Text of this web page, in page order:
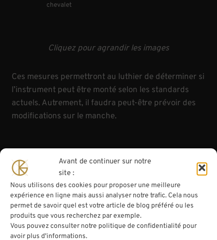
Avant de continuer sur notre
site :
Nous utilisons des cookies pour proposer une meilleure
expérience en ligne mais aussi analyser notre trafic. Cela nous
permet de savoir quel est votre article de blog préféré ou les
produits que vous recherchez par exemple.
Vous pouvez consulter notre politique de confidentialité pour
avoir plus d'informations.
chevalet
Cliquez pour agrandir les images
Ces mesures permettront au luthier de déterminer si
l’instrument peut être monté selon les standards
actuels. Autrement, il faudra peut-être prévoir des
modifications sur le manche.
Comment mesurer
l’élévation de mon
violon
L’élévati
onde